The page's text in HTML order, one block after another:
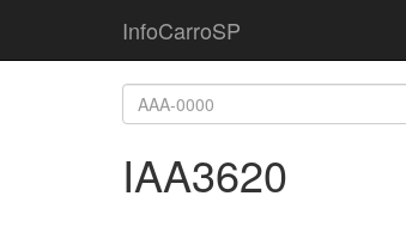
InfoCarroSP
IAA3620